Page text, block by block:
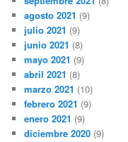
agosto 2021 (9)
julio 2021 (9)
junio 2021 (8)
mayo 2021 (9)
abril 2021 (8)
marzo 2021 (10)
febrero 2021 (9)
enero 2021 (9)
diciembre 2020 (9)